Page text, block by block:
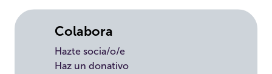
Colabora
Hazte socia/o/e
Haz un donativo